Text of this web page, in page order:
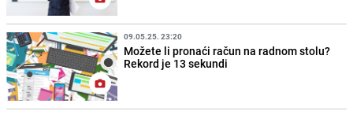
09.05.25. 23:20
Možete li pronaći račun na radnom stolu?
Rekord je 13 sekundi